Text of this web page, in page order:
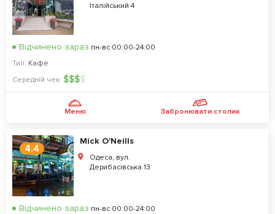
Італійський 4
Відчинено зараз пн-вс 00:00-24:00
Тип: Кафе
Середній чек: $$$$
Меню Забронювати столик
4.4
Mick O'Neills
Одеса, вул.
Дерибасівська 13
Відчинено зараз пн-вс 00:00-24:00